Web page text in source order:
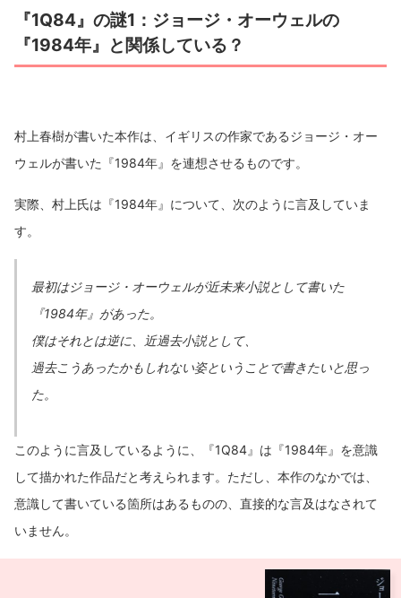
『1Q84』の謎1：ジョージ・オーウェルの
『1984年』と関係している？
村上春樹が書いた本作は、イギリスの作家であるジョージ・オー
ウェルが書いた『1984年』を連想させるものです。
実際、村上氏は『1984年』について、次のように言及していま
す。
最初はジョージ・オーウェルが近未来小説として書いた
『1984年』があった。
僕はそれとは逆に、近過去小説として、
過去こうあったかもしれない姿ということで書きたいと思っ
た。
このように言及しているように、『1Q84』は『1984年』を意識
して描かれた作品だと考えられます。ただし、本作のなかでは、
意識して書いている箇所はあるものの、直接的な言及はなされて
いません。